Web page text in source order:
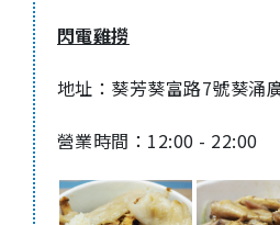
閃電雞撈
地址：葵芳葵富路7號葵涌
營業時間：12:00 - 22:00